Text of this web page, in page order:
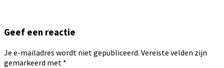
Geef een reactie
Je e-mailadres wordt niet gepubliceerd. Vereiste velden zijn
gemarkeerd met *